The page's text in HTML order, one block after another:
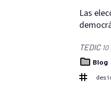
Las
TEDIC
Blog